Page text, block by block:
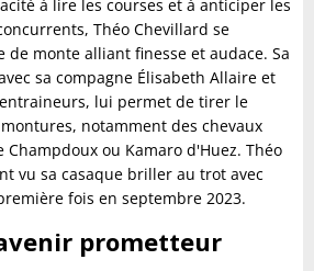
à lire les courses et à anticiper les
Théo Chevillard se
monte alliant finesse et audace. Sa
sa compagne Élisabeth Allaire et
lui permet de tirer le
notamment des chevaux
Champdoux ou Kamaro d'Huez. Théo
vu sa casaque briller au trot avec
fois en septembre 2023.
prometteur